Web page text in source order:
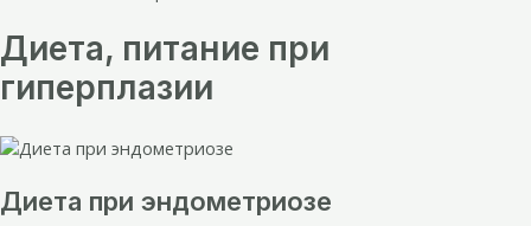
Диета, питание при
гиперплазии
Диета при эндометриозе